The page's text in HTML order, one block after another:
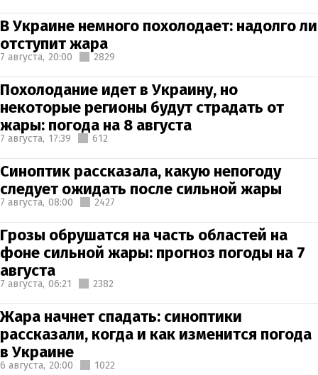
В Украине немного похолодает: надолго ли
отступит жара
7 августа, 20:00 2829
Похолодание идет в Украину, но
некоторые регионы будут страдать от
жары: погода на 8 августа
7 августа, 17:39 612
Синоптик рассказала, какую непогоду
следует ожидать после сильной жары
7 августа, 08:00 2427
Грозы обрушатся на часть областей на
фоне сильной жары: прогноз погоды на 7
августа
7 августа, 06:21 2382
Жара начнет спадать: синоптики
рассказали, когда и как изменится погода
в Украине
6 августа, 20:00 1022